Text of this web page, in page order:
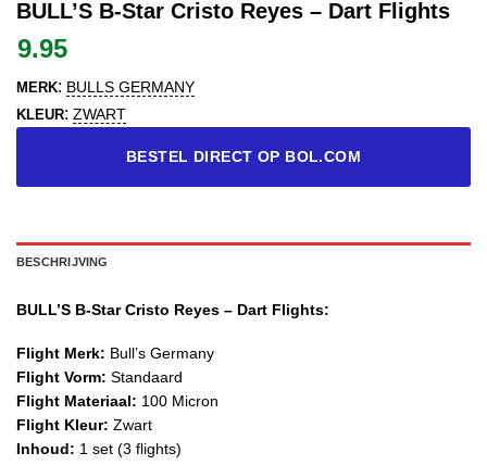
BULL’S B-Star Cristo Reyes – Dart Flights
9.95
MERK: BULLS GERMANY
KLEUR: ZWART
BESTEL DIRECT OP BOL.COM
BESCHRIJVING
BULL’S B-Star Cristo Reyes – Dart Flights:
Flight Merk: Bull’s Germany
Flight Vorm: Standaard
Flight Materiaal: 100 Micron
Flight Kleur: Zwart
Inhoud: 1 set (3 flights)